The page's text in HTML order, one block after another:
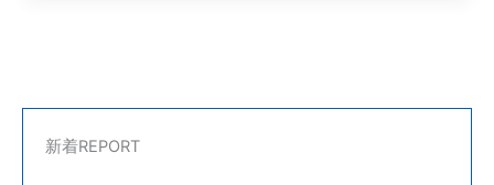
が
新着REPORT